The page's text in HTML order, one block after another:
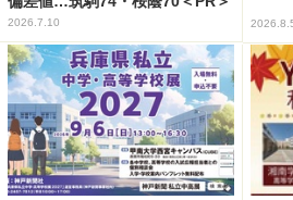
2026.7.10